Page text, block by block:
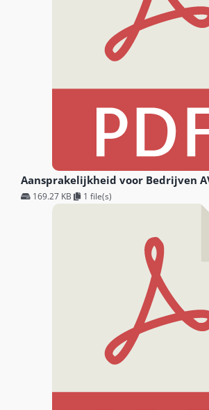
Aansprakelijkheid voor Bedrijven
169.27 KB 1 file(s)